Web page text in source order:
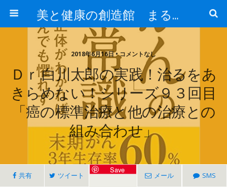
美と健康の創造館 まるとみ薬品 ぐんまの薬屋 芳さんのブログ
2018年6月16日 • コメントなし
Ｄｒ.白川太郎の実践！治るをあ
きらめない！シリーズ９３回目
「癌の標準治療と他の治療との
組み合わせ」
共有 ツイート
Save
メール SMS